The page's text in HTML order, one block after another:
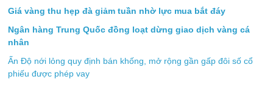
Giá vàng thu hẹp đà giảm tuần nhờ lực mua bắt đáy
Ngân hàng Trung Quốc đồng loạt dừng giao dịch vàng cá
nhân
Ấn Độ nới lỏng quy định bán khống, mở rộng gần gấp đôi số cổ
phiếu được phép vay